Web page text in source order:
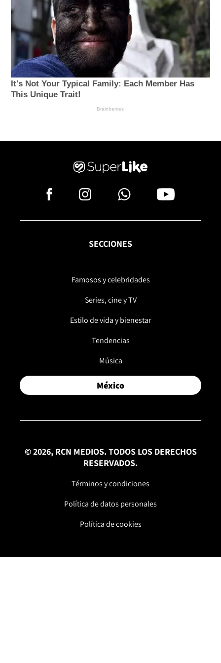
SECCIONES
Famosos y celebridades
Series, cine y TV
Estilo de vida y bienestar
Tendencias
Música
México
© 2026, RCN MEDIOS. TODOS LOS DERECHOS
RESERVADOS.
Términos y condiciones
Política de datos personales
Política de cookies